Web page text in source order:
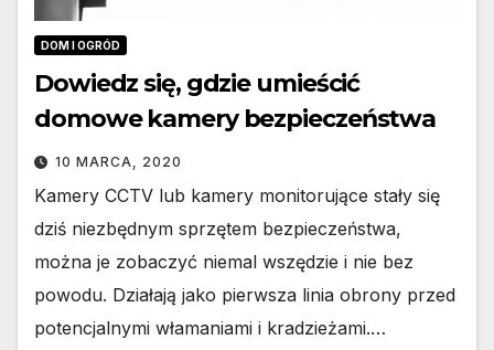
DOM I OGRÓD
Dowiedz się, gdzie umieścić
domowe kamery bezpieczeństwa
10 MARCA, 2020
Kamery CCTV lub kamery monitorujące stały się
dziś niezbędnym sprzętem bezpieczeństwa,
można je zobaczyć niemal wszędzie i nie bez
powodu. Działają jako pierwsza linia obrony przed
potencjalnymi włamaniami i kradzieżami.…